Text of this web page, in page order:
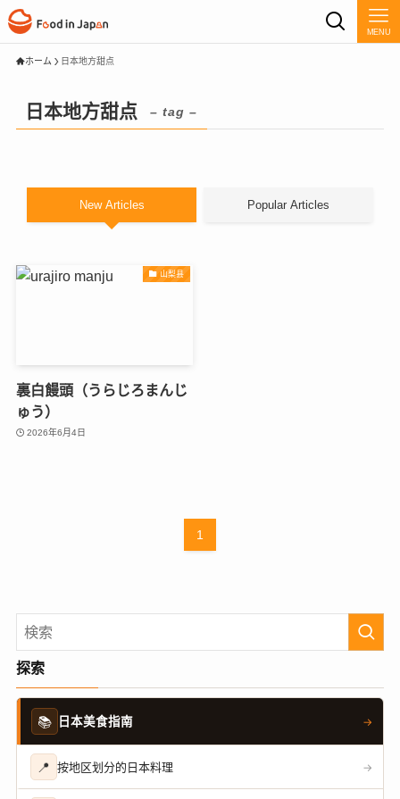
MENU
ホーム 日本地方甜点
日本地方甜点 – tag –
New Articles Popular Articles
山梨县
裏白饅頭（うらじろまんじ
ゅう）
2026年6月4日
1
探索
📚 日本美食指南 →
📍 按地区划分的日本料理 →